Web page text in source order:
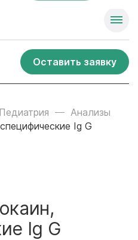
Оставить заявку
Педиатрия
Анализы
Ig G
Ig G